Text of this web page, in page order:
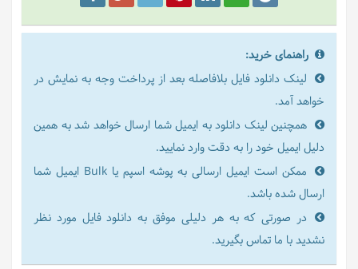
راهنمای خرید:
لینک دانلود فایل بلافاصله بعد از پرداخت وجه به نمایش در
خواهد آمد.
همچنین لینک دانلود به ایمیل شما ارسال خواهد شد به همین
دلیل ایمیل خود را به دقت وارد نمایید.
ممکن است ایمیل ارسالی به پوشه اسپم یا Bulk ایمیل شما
ارسال شده باشد.
در صورتی که به هر دلیلی موفق به دانلود فایل مورد نظر
نشدید با ما تماس بگیرید.